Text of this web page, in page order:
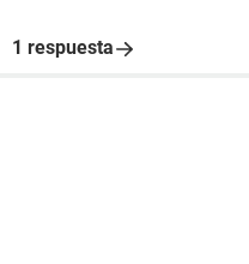
1 respuesta